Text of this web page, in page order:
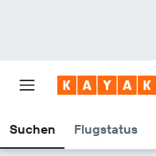
Suchen Flugstatus